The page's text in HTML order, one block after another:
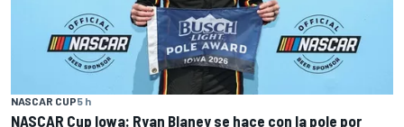
NASCAR CUP5 h
NASCAR Cup Iowa: Ryan Blaney se hace con la pole por